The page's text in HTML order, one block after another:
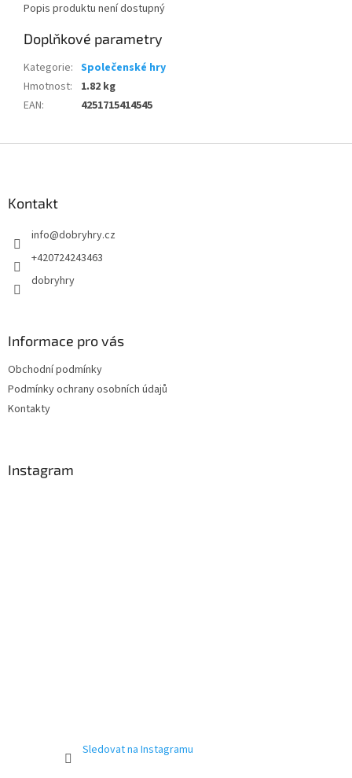
Popis produktu není dostupný
Doplňkové parametry
Kategorie: Společenské hry
Hmotnost:
1.82 kg
EAN: 4251715414545
Kontakt
info@dobryhry.cz
+420724243463
dobryhry
Informace pro vás
Obchodní podmínky
Podmínky ochrany osobních údajů
Kontakty
Instagram
Sledovat na Instagramu